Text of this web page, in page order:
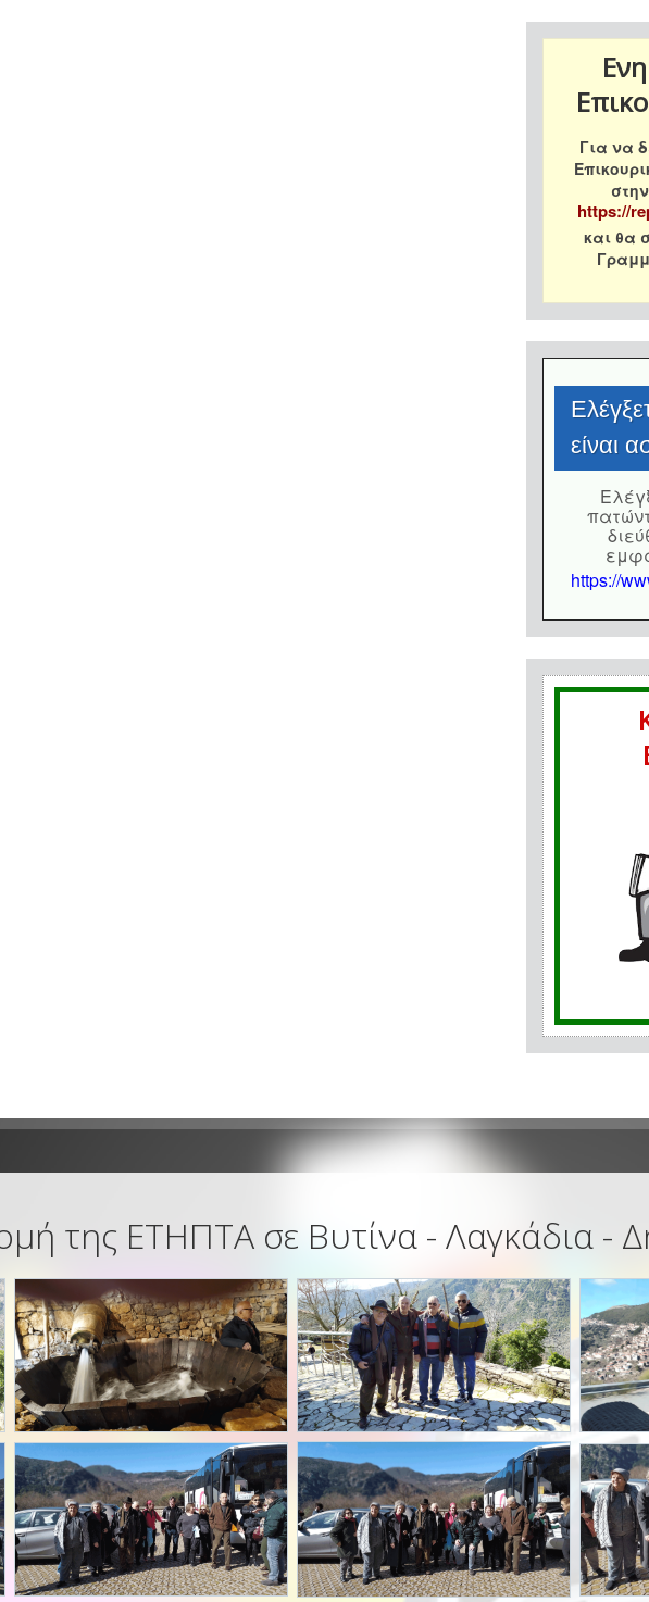
Για να
https://
και θα
είναι
https://
της ΕΤΗΠΤΑ σε Βυτίνα - Λαγκάδια -